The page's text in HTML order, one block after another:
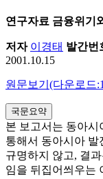
연구자료 금융위기
저자 이경태 발간번
2001.10.15
원문보기(다운로드
국문요약
본 보고서는 동아
통해서 동아시아 발
규명하지 않고, 결
임을 뒤집어씌우는